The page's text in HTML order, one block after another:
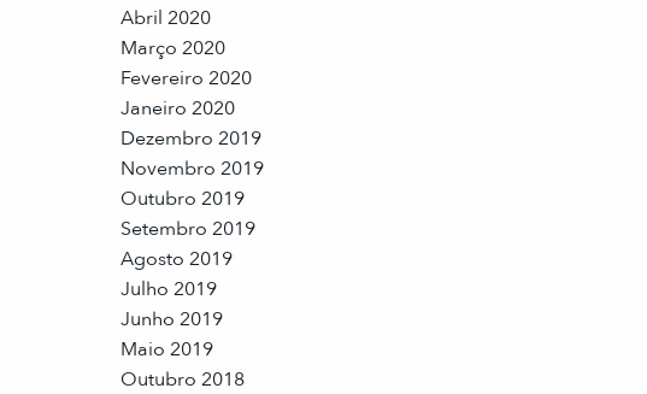
Abril 2020
Março 2020
Fevereiro 2020
Janeiro 2020
Dezembro 2019
Novembro 2019
Outubro 2019
Setembro 2019
Agosto 2019
Julho 2019
Junho 2019
Maio 2019
Outubro 2018